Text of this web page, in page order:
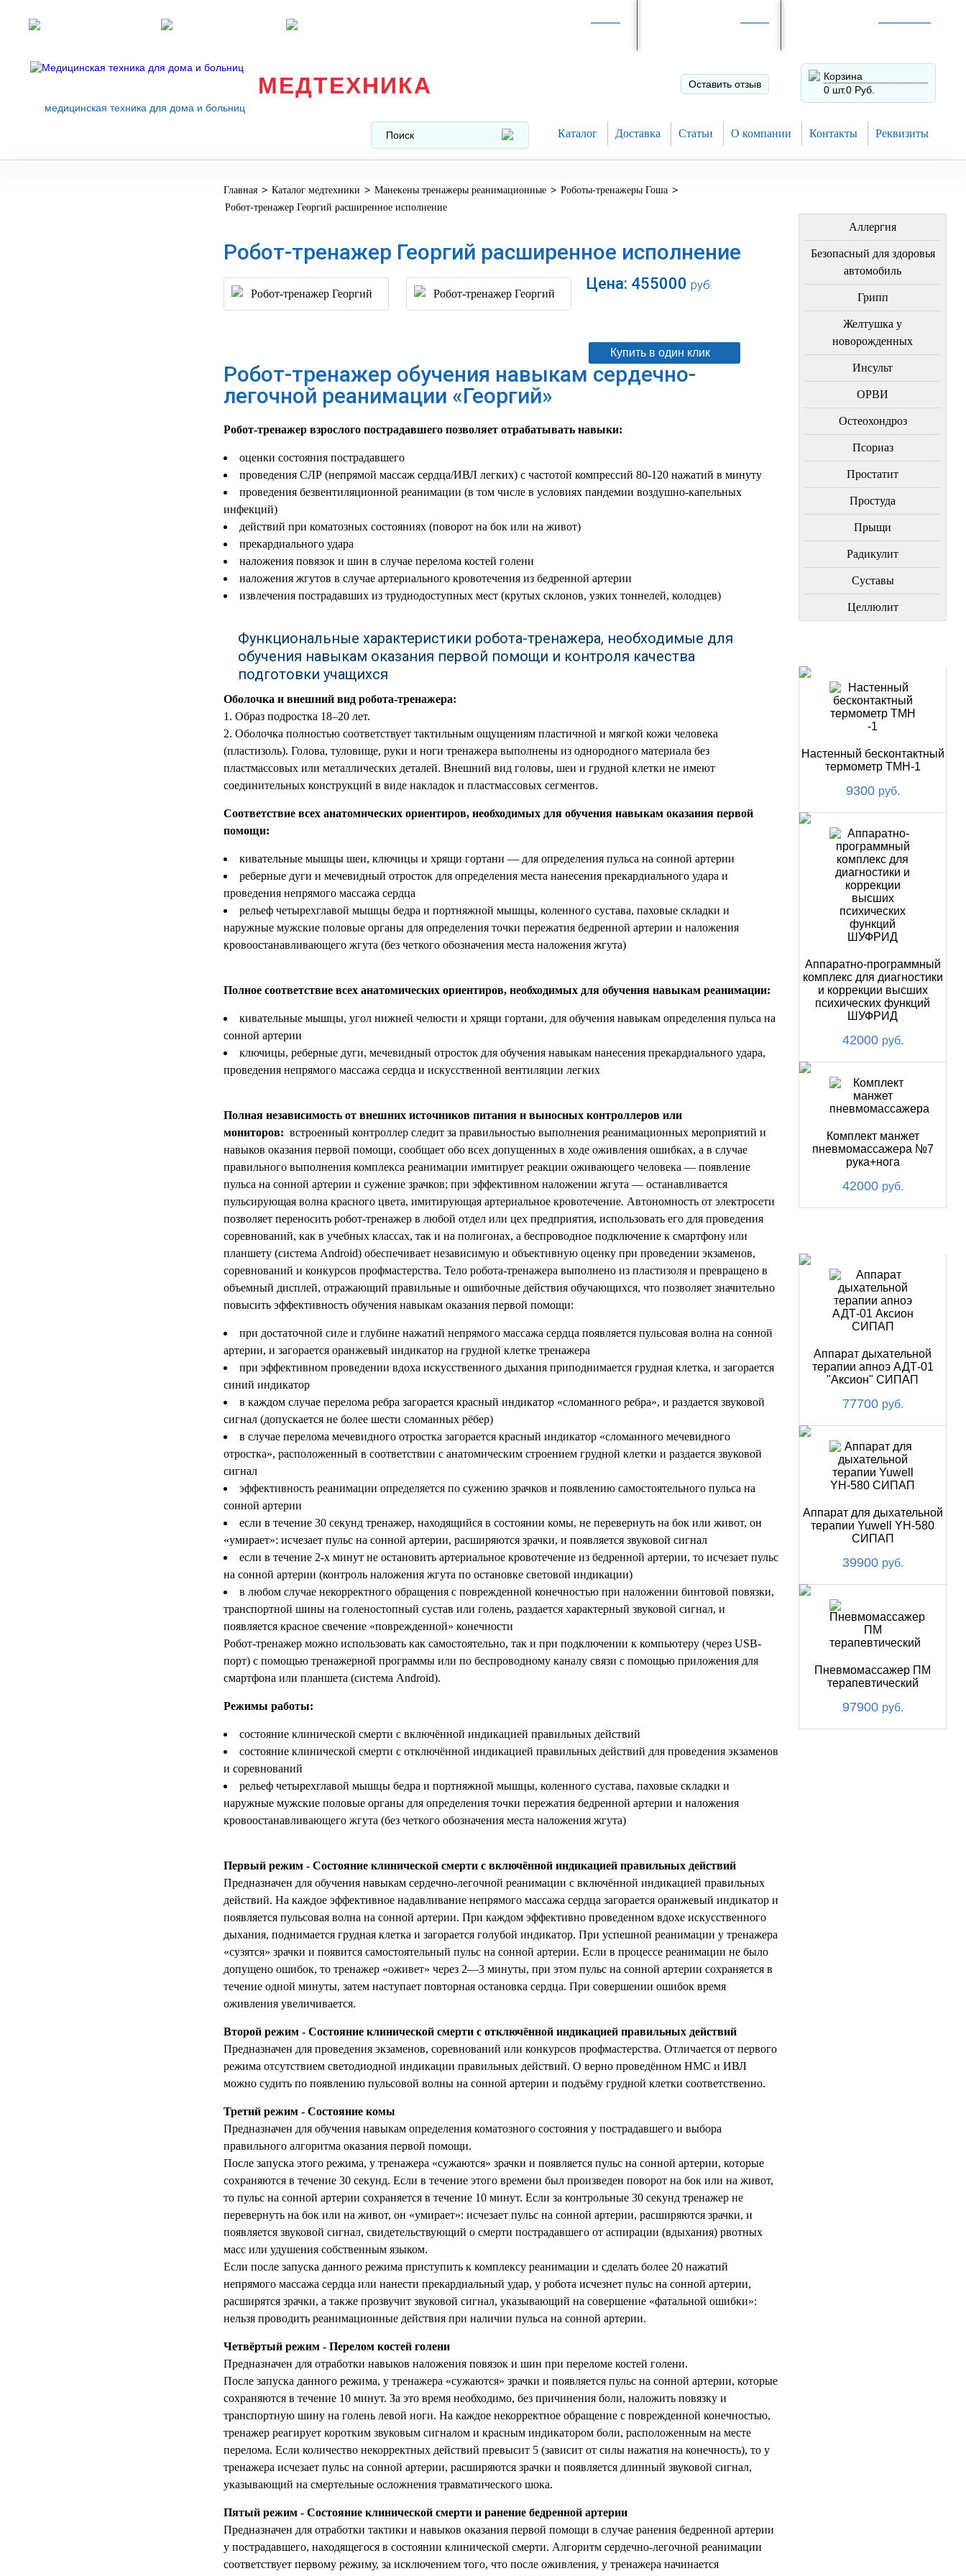
МЕДТЕХНИКА
медицинская техника для дома и больниц
Корзина
0 шт.0 Руб.
Оставить отзыв
Каталог Доставка Статьи О компании Контакты Реквизиты
Главная > Каталог медтехники > Манекены тренажеры реанимационные > Роботы-тренажеры Гоша >
Робот-тренажер Георгий расширенное исполнение
Робот-тренажер Георгий расширенное исполнение
Цена: 455000 руб.
Купить в один клик
Робот-тренажер обучения навыкам сердечно-
легочной реанимации «Георгий»
Робот-тренажер взрослого пострадавшего позволяет отрабатывать навыки:
оценки состояния пострадавшего
проведения СЛР (непрямой массаж сердца/ИВЛ легких) с частотой компрессий 80-120 нажатий в минуту
проведения безвентиляционной реанимации (в том числе в условиях пандемии воздушно-капельных
инфекций)
действий при коматозных состояниях (поворот на бок или на живот)
прекардиального удара
наложения повязок и шин в случае перелома костей голени
наложения жгутов в случае артериального кровотечения из бедренной артерии
извлечения пострадавших из труднодоступных мест (крутых склонов, узких тоннелей, колодцев)
Функциональные характеристики робота-тренажера, необходимые для
обучения навыкам оказания первой помощи и контроля качества
подготовки учащихся
Оболочка и внешний вид робота-тренажера:
1. Образ подростка 18–20 лет.
2. Оболочка полностью соответствует тактильным ощущениям пластичной и мягкой кожи человека
(пластизоль). Голова, туловище, руки и ноги тренажера выполнены из однородного материала без
пластмассовых или металлических деталей. Внешний вид головы, шеи и грудной клетки не имеют
соединительных конструкций в виде накладок и пластмассовых сегментов.
Соответствие всех анатомических ориентиров, необходимых для обучения навыкам оказания первой
помощи:
кивательные мышцы шеи, ключицы и хрящи гортани — для определения пульса на сонной артерии
реберные дуги и мечевидный отросток для определения места нанесения прекардиального удара и
проведения непрямого массажа сердца
рельеф четырехглавой мышцы бедра и портняжной мышцы, коленного сустава, паховые складки и
наружные мужские половые органы для определения точки пережатия бедренной артерии и наложения
кровоостанавливающего жгута (без четкого обозначения места наложения жгута)
Полное соответствие всех анатомических ориентиров, необходимых для обучения навыкам реанимации:
кивательные мышцы, угол нижней челюсти и хрящи гортани, для обучения навыкам определения пульса на
сонной артерии
ключицы, реберные дуги, мечевидный отросток для обучения навыкам нанесения прекардиального удара,
проведения непрямого массажа сердца и искусственной вентиляции легких
Полная независимость от внешних источников питания и выносных контроллеров или
мониторов: встроенный контроллер следит за правильностью выполнения реанимационных мероприятий и
навыков оказания первой помощи, сообщает обо всех допущенных в ходе оживления ошибках, а в случае
правильного выполнения комплекса реанимации имитирует реакции оживающего человека — появление
пульса на сонной артерии и сужение зрачков; при эффективном наложении жгута — останавливается
пульсирующая волна красного цвета, имитирующая артериальное кровотечение. Автономность от электросети
позволяет переносить робот-тренажер в любой отдел или цех предприятия, использовать его для проведения
соревнований, как в учебных классах, так и на полигонах, а беспроводное подключение к смартфону или
планшету (система Android) обеспечивает независимую и объективную оценку при проведении экзаменов,
соревнований и конкурсов профмастерства. Тело робота-тренажера выполнено из пластизоля и превращено в
объемный дисплей, отражающий правильные и ошибочные действия обучающихся, что позволяет значительно
повысить эффективность обучения навыкам оказания первой помощи:
при достаточной силе и глубине нажатий непрямого массажа сердца появляется пульсовая волна на сонной
артерии, и загорается оранжевый индикатор на грудной клетке тренажера
при эффективном проведении вдоха искусственного дыхания приподнимается грудная клетка, и загорается
синий индикатор
в каждом случае перелома ребра загорается красный индикатор «сломанного ребра», и раздается звуковой
сигнал (допускается не более шести сломанных рёбер)
в случае перелома мечевидного отростка загорается красный индикатор «сломанного мечевидного
отростка», расположенный в соответствии с анатомическим строением грудной клетки и раздается звуковой
сигнал
эффективность реанимации определяется по сужению зрачков и появлению самостоятельного пульса на
сонной артерии
если в течение 30 секунд тренажер, находящийся в состоянии комы, не перевернуть на бок или живот, он
«умирает»: исчезает пульс на сонной артерии, расширяются зрачки, и появляется звуковой сигнал
если в течение 2-х минут не остановить артериальное кровотечение из бедренной артерии, то исчезает пульс
на сонной артерии (контроль наложения жгута по остановке световой индикации)
в любом случае некорректного обращения с поврежденной конечностью при наложении бинтовой повязки,
транспортной шины на голеностопный сустав или голень, раздается характерный звуковой сигнал, и
появляется красное свечение «поврежденной» конечности
Робот-тренажер можно использовать как самостоятельно, так и при подключении к компьютеру (через USB-
порт) с помощью тренажерной программы или по беспроводному каналу связи с помощью приложения для
смартфона или планшета (система Android).
Режимы работы:
состояние клинической смерти с включённой индикацией правильных действий
состояние клинической смерти с отключённой индикацией правильных действий для проведения экзаменов
и соревнований
рельеф четырехглавой мышцы бедра и портняжной мышцы, коленного сустава, паховые складки и
наружные мужские половые органы для определения точки пережатия бедренной артерии и наложения
кровоостанавливающего жгута (без четкого обозначения места наложения жгута)
Первый режим - Состояние клинической смерти с включённой индикацией правильных действий
Предназначен для обучения навыкам сердечно-легочной реанимации с включённой индикацией правильных
действий. На каждое эффективное надавливание непрямого массажа сердца загорается оранжевый индикатор и
появляется пульсовая волна на сонной артерии. При каждом эффективно проведенном вдохе искусственного
дыхания, поднимается грудная клетка и загорается голубой индикатор. При успешной реанимации у тренажера
«сузятся» зрачки и появится самостоятельный пульс на сонной артерии. Если в процессе реанимации не было
допущено ошибок, то тренажер «оживет» через 2—3 минуты, при этом пульс на сонной артерии сохраняется в
течение одной минуты, затем наступает повторная остановка сердца. При совершении ошибок время
оживления увеличивается.
Второй режим - Состояние клинической смерти с отключённой индикацией правильных действий
Предназначен для проведения экзаменов, соревнований или конкурсов профмастерства. Отличается от первого
режима отсутствием светодиодной индикации правильных действий. О верно проведённом НМС и ИВЛ
можно судить по появлению пульсовой волны на сонной артерии и подъёму грудной клетки соответственно.
Третий режим - Состояние комы
Предназначен для обучения навыкам определения коматозного состояния у пострадавшего и выбора
правильного алгоритма оказания первой помощи.
После запуска этого режима, у тренажера «сужаются» зрачки и появляется пульс на сонной артерии, которые
сохраняются в течение 30 секунд. Если в течение этого времени был произведен поворот на бок или на живот,
то пульс на сонной артерии сохраняется в течение 10 минут. Если за контрольные 30 секунд тренажер не
перевернуть на бок или на живот, он «умирает»: исчезает пульс на сонной артерии, расширяются зрачки, и
появляется звуковой сигнал, свидетельствующий о смерти пострадавшего от аспирации (вдыхания) рвотных
масс или удушения собственным языком.
Если после запуска данного режима приступить к комплексу реанимации и сделать более 20 нажатий
непрямого массажа сердца или нанести прекардиальный удар, у робота исчезнет пульс на сонной артерии,
расширятся зрачки, а также прозвучит звуковой сигнал, указывающий на совершение «фатальной ошибки»:
нельзя проводить реанимационные действия при наличии пульса на сонной артерии.
Четвёртый режим - Перелом костей голени
Предназначен для отработки навыков наложения повязок и шин при переломе костей голени.
После запуска данного режима, у тренажера «сужаются» зрачки и появляется пульс на сонной артерии, которые
сохраняются в течение 10 минут. За это время необходимо, без причинения боли, наложить повязку и
транспортную шину на голень левой ноги. На каждое некорректное обращение с поврежденной конечностью,
тренажер реагирует коротким звуковым сигналом и красным индикатором боли, расположенным на месте
перелома. Если количество некорректных действий превысит 5 (зависит от силы нажатия на конечность), то у
тренажера исчезает пульс на сонной артерии, расширяются зрачки и появляется длинный звуковой сигнал,
указывающий на смертельные осложнения травматического шока.
Пятый режим - Состояние клинической смерти и ранение бедренной артерии
Предназначен для отработки тактики и навыков оказания первой помощи в случае ранения бедренной артерии
у пострадавшего, находящегося в состоянии клинической смерти. Алгоритм сердечно-легочной реанимации
соответствует первому режиму, за исключением того, что после оживления, у тренажера начинается
Аллергия
Безопасный для здоровья
автомобиль
Грипп
Желтушка у
новорожденных
Инсульт
ОРВИ
Остеохондроз
Пcориаз
Простатит
Простуда
Прыщи
Радикулит
Суставы
Целлюлит
Настенный бесконтактный
термометр ТМН-1
9300 руб.
Аппаратно-программный
комплекс для диагностики
и коррекции высших
психических функций
ШУФРИД
42000 руб.
Комплект манжет
пневмомассажера №7
рука+нога
42000 руб.
Аппарат дыхательной
терапии апноэ АДТ-01
"Аксион" СИПАП
77700 руб.
Аппарат для дыхательной
терапии Yuwell YH-580
СИПАП
39900 руб.
Пневмомассажер ПМ
терапевтический
97900 руб.